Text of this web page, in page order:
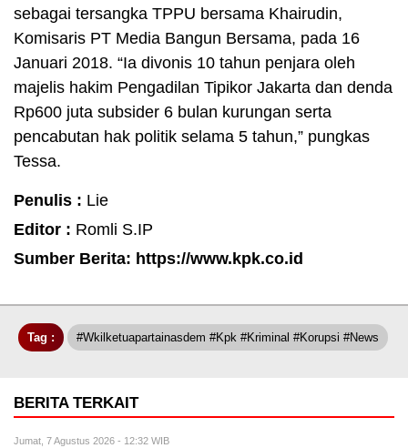
sebagai tersangka TPPU bersama Khairudin,
Komisaris PT Media Bangun Bersama, pada 16
Januari 2018. “Ia divonis 10 tahun penjara oleh
majelis hakim Pengadilan Tipikor Jakarta dan denda
Rp600 juta subsider 6 bulan kurungan serta
pencabutan hak politik selama 5 tahun,” pungkas
Tessa.
Penulis : Lie
Editor : Romli S.IP
Sumber Berita: https://www.kpk.co.id
Tag : #Wkilketuapartainasdem #kpk #Kriminal #Korupsi #News
BERITA TERKAIT
Jumat, 7 Agustus 2026 - 12:32 WIB